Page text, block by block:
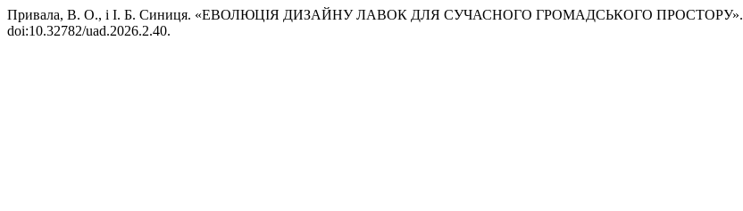
Привала, В. О., і І. Б. Синиця. «ЕВОЛЮЦІЯ ДИЗАЙНУ ЛАВОК ДЛЯ СУЧАСНОГО ГРОМАДСЬКОГО ПРОСТОРУ».
doi:10.32782/uad.2026.2.40.